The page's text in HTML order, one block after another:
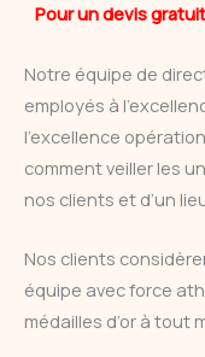
Pour un devis
Notre équipe de
employés à
l’excellence
comment veiller les
nos clients et d’un
Nos clients
équipe avec force
médailles d’or à tout